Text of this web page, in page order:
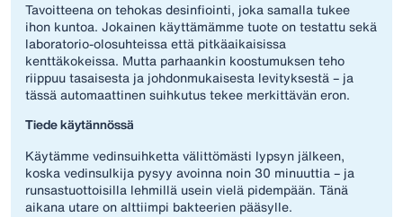
Tavoitteena on tehokas desinfiointi, joka samalla tukee
ihon kuntoa. Jokainen käyttämämme tuote on testattu sekä
laboratorio-olosuhteissa että pitkäaikaisissa
kenttäkokeissa. Mutta parhaankin koostumuksen teho
riippuu tasaisesta ja johdonmukaisesta levityksestä – ja
tässä automaattinen suihkutus tekee merkittävän eron.
Tiede käytännössä
Käytämme vedinsuihketta välittömästi lypsyn jälkeen,
koska vedinsulkija pysyy avoinna noin 30 minuuttia – ja
runsastuottoisilla lehmillä usein vielä pidempään. Tänä
aikana utare on alttiimpi bakteerien pääsylle.